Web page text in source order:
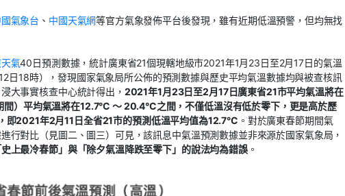
氣象台 、 中國天氣網等官方氣象發佈平台後發現，雖有近期低溫預警，但均無找
氣40日預測數據，統計廣東省21個現轄地級市2021年1月23日至2月17日的氣溫
日18時），發現國家氣象局所公佈的預測數據與歷史平均氣溫數據均與被查核訊
大事實核查中心統計得出， 2021年1月23日至2月17日廣東省21市平均氣溫將在
）平均氣溫將在12.7°C ～ 20.4°C之間，不僅低溫沒有低於零下，更是高於歷
即2021年2月11日全省21市的預測低溫平均值為12.7°C 。對於廣東春節期間氣
行對比（見圖二、圖三）可見，該訊息中氣溫預測數據並非來源於國家氣象局，
上最冷春節」與「除夕氣溫降跌至零下」的說法均為錯誤。